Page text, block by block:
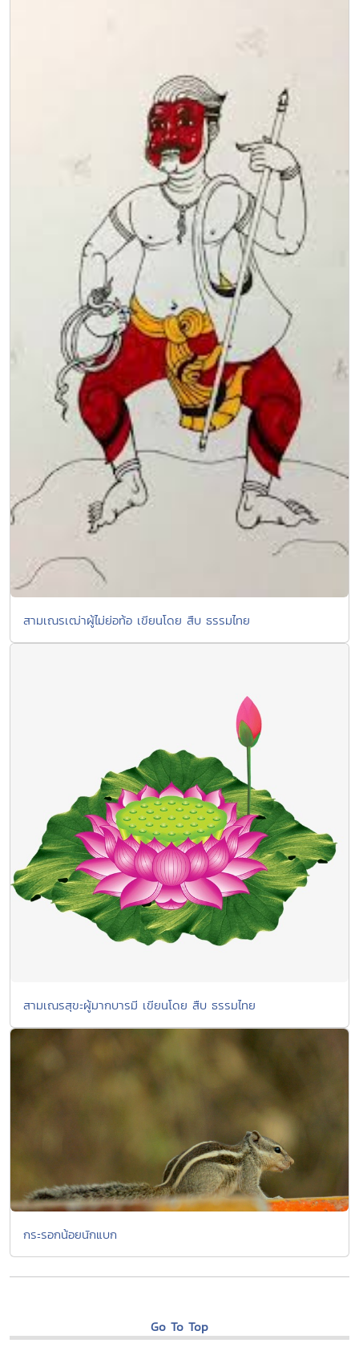
สามเณรเฒ่าผู้ไม่ย่อท้อ เขียนโดย สืบ ธรรมไทย
สามเณรสุขะผู้มากบารมี เขียนโดย สืบ ธรรมไทย
กระรอกน้อยนักแบก
Go To Top